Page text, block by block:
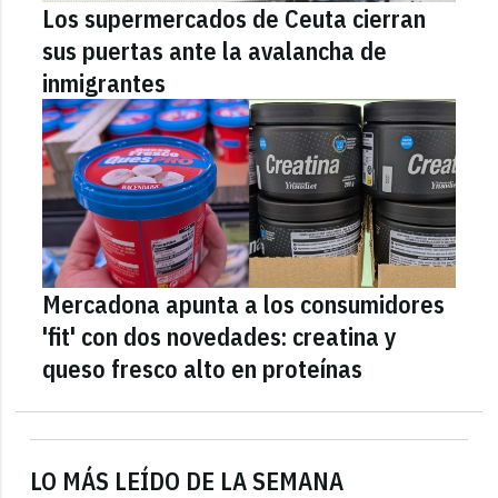
LO MÁS LEÍDO DE LA SEMANA
Los supermercados de Ceuta cierran
sus puertas ante la avalancha de
inmigrantes
Mercadona apunta a los consumidores
'fit' con dos novedades: creatina y
queso fresco alto en proteínas